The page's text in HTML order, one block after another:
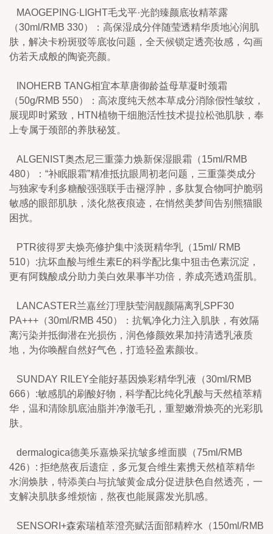
   MAOGEPING·LIGHT毛戈平·光韵臻颜底妆精萃露
（30ml/RMB 330）：高保湿成分伴随莹透精华质地沁润肌
肤，解决卡粉斑驳等底妆问题，全天候锁定透亮妆感，勾画
仿若天成般的陶瓷亮颜。
   INOHERB TANG相宜本草唐御龄益母草凝时颈霜
（50g/RMB 550）：高浓度纯天然本草成分消除假性皱纹，
展现即时紧致，HTN植物干细胞活性技术提拉松弛肌肤，奉
上专属于颈部的养肤秘笈。
   ALGENIST奥杰尼三重藻力焕新保湿眼霜（15ml/RMB
480）：“补眠眼霜”精准抵抗眼周初老问题，三重藻类成分
与独家专利多糖酸强强联手击褪浮肿，多肽复合物呵护脆弱
敏感的眼部肌肤，淡化熬夜痕迹，在悄然美梦间告别熊猫眼
困扰。
   PTR彼得罗夫焕亮修护集中淡斑精华乳（15ml/ RMB
510）:抗坏血酸与维生素E的科学配比集中狙击色素沉淀，
更有阿魏酸成分助力美白效果事半功倍，养成亮透鸡蛋肌。
   LANCASTER兰嘉丝汀理肤莹润靓颜隔离乳SPF30
PA+++（30ml/RMB 450）：抗氧净化力注入肌肤，有效隔
离污染并抵御潜在光损伤，润色修颜效果加持清透乳液质
地，为你唤醒自然好气色，打造轻盈素颜妆。
   SUNDAY RILEY全能好基因焕彩精华乳液（30ml/RMB
666）:敏感肌的刷酸好物，科学配比纯化乳酸与天然植萃精
华，温和清除肌底油脂并净澈毛孔，重塑嫩滑焕亮的光彩肌
肤。
   dermalogica德美乐嘉焕采抗皱多维面膜（75ml/RMB
426）: 拒绝熬夜后遗症，多元复合维生素携天然植萃精华
水润焕肤，特添美白与抗皱黄金成分促进肤色自然透亮，一
支解决肌肤多维烦恼，熬夜也能展露发光肌感。
   SENSORI+森索瑞植萃澄亮赋活面部精粹水（150ml/RMB